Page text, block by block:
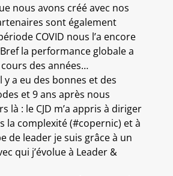
nous avons créé avec nos
sont également
COVID nous l’a encore
la performance globale a
des années…
y a eu des bonnes et des
et 9 ans après nous
là : le CJD m’a appris à diriger
la complexité (#copernic) et à
de leader je suis grâce à un
qui j’évolue à Leader &